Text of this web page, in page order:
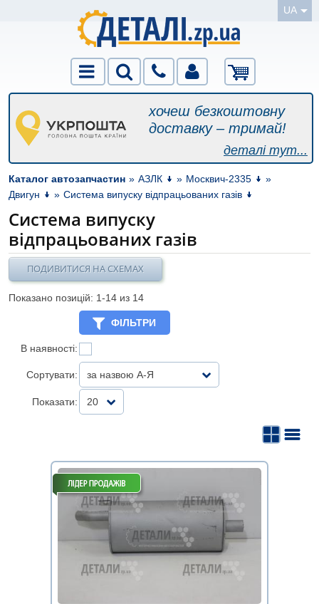
UA
хочеш безкоштовну
доставку – тримай!
деталі тут...
Каталог автозапчастин » АЗЛК » Москвич-2335
»
Двигун
» Система випуску відпрацьованих газів
Система випуску
відпрацьованих газів
ПОДИВИТИСЯ НА СХЕМАХ
Показано позицій: 1-14 из 14
ФІЛЬТРИ
В наявності:
Сортувати: за назвою А-Я
Показати: 20